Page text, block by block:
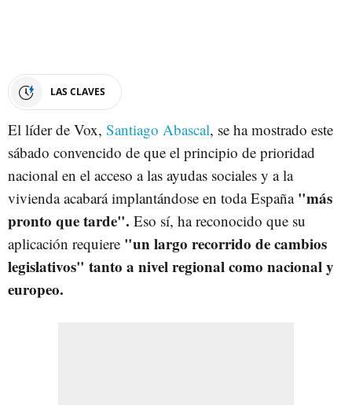
LAS CLAVES
El líder de Vox, Santiago Abascal, se ha mostrado este
sábado convencido de que el principio de prioridad
nacional en el acceso a las ayudas sociales y a la
vivienda acabará implantándose en toda España "más
pronto que tarde". Eso sí, ha reconocido que su
aplicación requiere "un largo recorrido de cambios
legislativos" tanto a nivel regional como nacional y
europeo.